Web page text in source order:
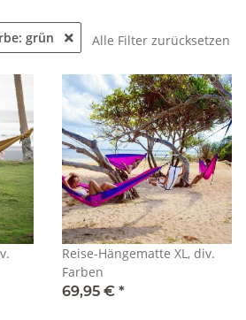
grün Alle Filter zurücksetzen
Reise-Hängematte XL, div.
Farben
69,95 € *